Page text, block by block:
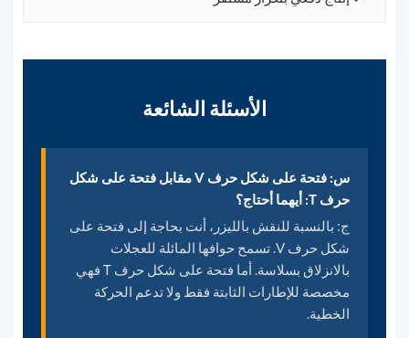
الأسئلة الشائعة
س: فتحة على شكل حرف V مقابل فتحة على شكل
حرف T: أيهما أحتاج؟
ج: بالنسبة للنقش بالليزر، أنت بحاجة إلى فتحة على
شكل حرف V. تسمح حوافها المائلة للعجلات
بالانزلاق بسلاسة. أما فتحة على شكل حرف T فهي
مخصصة للإطارات الثابتة فقط ولا تدعم الحركة
الخطية.